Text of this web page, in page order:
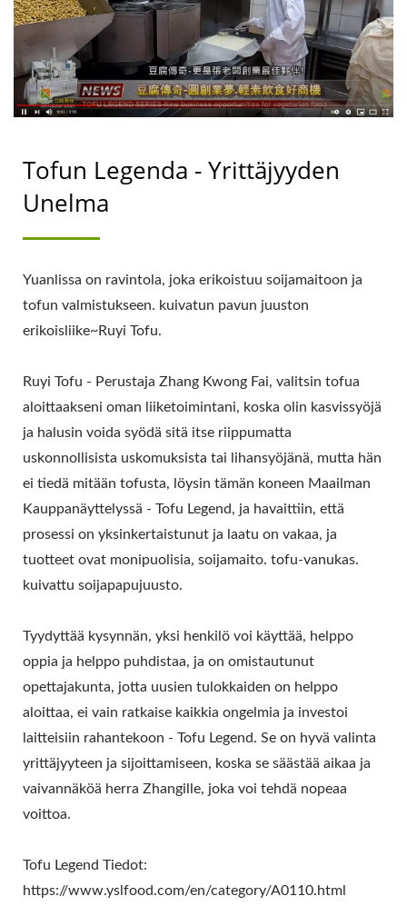
SOON LIH FOOD
MACHINE CO., LTD.
Tofun Legenda - Yrittäjyyden
Unelma
Yuanlissa on ravintola, joka erikoistuu soijamaitoon ja
tofun valmistukseen. kuivatun pavun juuston
erikoisliike~Ruyi Tofu.
Ruyi Tofu - Perustaja Zhang Kwong Fai, valitsin tofua
aloittaakseni oman liiketoimintani, koska olin kasvissyöjä
ja halusin voida syödä sitä itse riippumatta
uskonnollisista uskomuksista tai lihansyöjänä, mutta hän
ei tiedä mitään tofusta, löysin tämän koneen Maailman
Kauppanäyttelyssä - Tofu Legend, ja havaittiin, että
prosessi on yksinkertaistunut ja laatu on vakaa, ja
tuotteet ovat monipuolisia, soijamaito. tofu-vanukas.
kuivattu soijapapujuusto.
Tyydyttää kysynnän, yksi henkilö voi käyttää, helppo
oppia ja helppo puhdistaa, ja on omistautunut
opettajakunta, jotta uusien tulokkaiden on helppo
aloittaa, ei vain ratkaise kaikkia ongelmia ja investoi
laitteisiin rahantekoon - Tofu Legend. Se on hyvä valinta
yrittäjyyteen ja sijoittamiseen, koska se säästää aikaa ja
vaivannäköä herra Zhangille, joka voi tehdä nopeaa
voittoa.
Tofu Legend Tiedot:
https://www.yslfood.com/en/category/A0110.html